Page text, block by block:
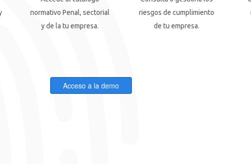
normativo Penal, sectorial
y de la tu empresa.
riesgos de cumplimiento
de tu empresa.